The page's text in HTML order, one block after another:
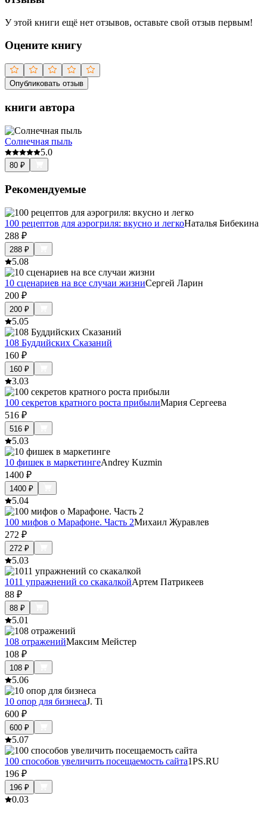
У этой книги ещё нет отзывов, оставьте свой отзыв первым!
Оцените книгу
Опубликовать отзыв
книги автора
Солнечная пыль
5.0
80 ₽
Рекомендуемые
100 рецептов для аэрогриля: вкусно и легкоНаталья Бибекина
288 ₽
288 ₽
5.08
10 сценариев на все случаи жизниСергей Ларин
200 ₽
200 ₽
5.05
108 Буддийских Сказаний
160 ₽
160 ₽
3.03
100 секретов кратного роста прибылиМария Сергеева
516 ₽
516 ₽
5.03
10 фишек в маркетингеAndrey Kuzmin
1400 ₽
1400 ₽
5.04
100 мифов о Марафоне. Часть 2Михаил Журавлев
272 ₽
272 ₽
5.03
1011 упражнений со скакалкойАртем Патрикеев
88 ₽
88 ₽
5.01
108 отраженийМаксим Мейстер
108 ₽
108 ₽
5.06
10 опор для бизнесаJ. Ti
600 ₽
600 ₽
5.07
100 способов увеличить посещаемость сайта1PS.RU
196 ₽
196 ₽
0.03